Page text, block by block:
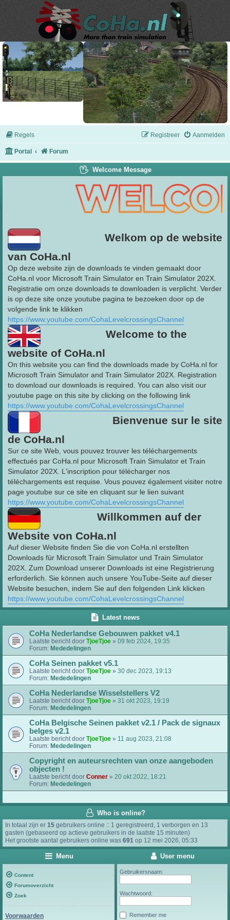
Regels Aanmelden
Registreer
Portal Forum
Welcome Message
Welkom op de website
van CoHa.nl
Op deze website zijn de downloads te vinden gemaakt door
CoHa.nl voor Microsoft Train Simulator en Train Simulator 202X.
Registratie om onze downloads te downloaden is verplicht. Verder
is op deze site onze youtube pagina te bezoeken door op de
volgende link te klikken
https://www.youtube.com/CohaLevelcrossingsChannel
Welcome to the
website of CoHa.nl
On this website you can find the downloads made by CoHa.nl for
Microsoft Train Simulator and Train Simulator 202X. Registration
to download our downloads is required. You can also visit our
youtube page on this site by clicking on the following link
https://www.youtube.com/CohaLevelcrossingsChannel
Bienvenue sur le site
de CoHa.nl
Sur ce site Web, vous pouvez trouver les téléchargements
effectués par CoHa.nl pour Microsoft Train Simulator et Train
Simulator 202X. L'inscription pour télécharger nos
téléchargements est requise. Vous pouvez également visiter notre
page youtube sur ce site en cliquant sur le lien suivant
https://www.youtube.com/CohaLevelcrossingsChannel
Willkommen auf der
Website von CoHa.nl
Auf dieser Website finden Sie die von CoHa.nl erstellten
Downloads für Microsoft Train Simulator und Train Simulator
202X. Zum Download unserer Downloads ist eine Registrierung
erforderlich. Sie können auch unsere YouTube-Seite auf dieser
Website besuchen, indem Sie auf den folgenden Link klicken
https://www.youtube.com/CohaLevelcrossingsChannel
Latest news
CoHa Nederlandse Gebouwen pakket v4.1
Laatste bericht door TjoeTjoe » 09 feb 2024, 19:35
Forum: Mededelingen
CoHa Seinen pakket v5.1
Laatste bericht door TjoeTjoe » 30 dec 2023, 19:13
Forum: Mededelingen
CoHa Nederlandse Wisselstellers V2
Laatste bericht door TjoeTjoe » 31 okt 2023, 19:19
Forum: Mededelingen
CoHa Belgische Seinen pakket v2.1 / Pack de signaux
belges v2.1
Laatste bericht door TjoeTjoe » 11 aug 2023, 21:08
Forum: Mededelingen
Copyright en auteursrechten van onze aangeboden
objecten !
Laatste bericht door Conner » 20 okt 2022, 18:21
Forum: Mededelingen
Who is online?
In totaal zijn er 15 gebruikers online :: 1 geregistreerd, 1 verborgen en 13
gasten (gebaseerd op actieve gebruikers in de laatste 15 minuten)
Het grootste aantal gebruikers online was 691 op 12 mei 2026, 05:33
Menu
Content
Forumoverzicht
Zoek
Voorwaarden
User menu
Gebruikersnaam:
Wachtwoord:
Remember me